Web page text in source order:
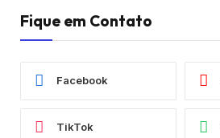
Fique em Contato
Facebook
TikTok